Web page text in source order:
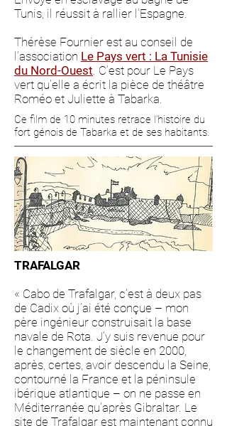
Tunis, il réussit à rallier l’Espagne.
Thérèse Fournier est au conseil de
l’association Le Pays vert : La Tunisie
du Nord-Ouest. C’est pour Le Pays
vert qu’elle a écrit la pièce de théâtre
Roméo et Juliette à Tabarka.
Ce film de 10 minutes retrace l’histoire du
fort génois de Tabarka et de ses habitants.
TRAFALGAR
« Cabo de Trafalgar, c’est à deux pas
de Cadix où j’ai été conçue – mon
père ingénieur construisait la base
navale de Rota. J’y suis revenue pour
le changement de siècle en 2000,
après, certes, avoir descendu la Seine,
contourné la France et la péninsule
ibérique atlantique – on ne passe en
Méditerranée qu’après Gibraltar. Le
site de Trafalgar est maintenant connu